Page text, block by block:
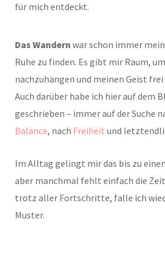
für mich entdeckt.
Das Wandern war schon immer
Ruhe zu finden. Es gibt mir Raum,
nachzuhängen und meinen Geist frei
Auch darüber habe ich hier auf dem
geschrieben – immer auf der Suche
Balance, nach Freiheit und
Im Alltag gelingt mir das bis zu
aber manchmal fehlt einfach die Zeit
trotz aller Fortschritte, falle ich
Muster.